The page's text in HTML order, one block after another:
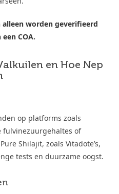
worden geverifieerd
COA.
en Hoe Nep
op platforms zoals
fulvinezuurgehaltes of
Shilajit, zoals Vitadote’s,
tests en duurzame oogst.